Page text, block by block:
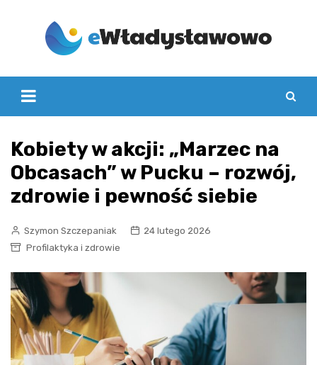
Kobiety w akcji: „Marzec na
Obcasach” w Pucku – rozwój,
zdrowie i pewność siebie
Szymon Szczepaniak
24 lutego 2026
Profilaktyka i zdrowie